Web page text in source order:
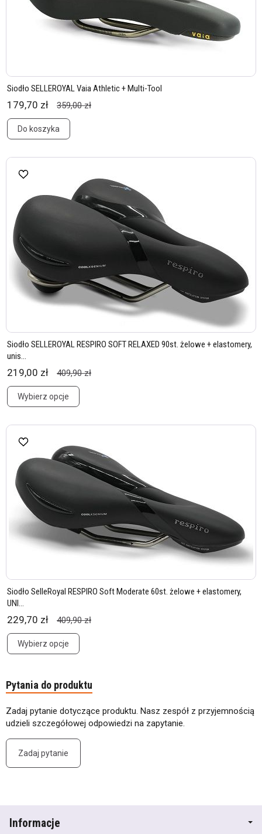
Siodło SELLEROYAL Vaia Athletic + Multi-Tool
179,70 zł 359,00 zł
Do koszyka
Siodło SELLEROYAL RESPIRO SOFT RELAXED 90st. żelowe + elastomery,
unis...
219,00 zł 409,90 zł
Wybierz opcje
Siodło SelleRoyal RESPIRO Soft Moderate 60st. żelowe + elastomery,
UNI...
229,70 zł 409,90 zł
Wybierz opcje
Pytania do produktu
Zadaj pytanie dotyczące produktu. Nasz zespół z przyjemnością
udzieli szczegółowej odpowiedzi na zapytanie.
Zadaj pytanie
Informacje